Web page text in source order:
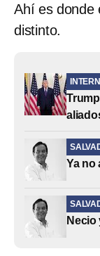
Ahí es donde
distinto.
Ya no
Necio